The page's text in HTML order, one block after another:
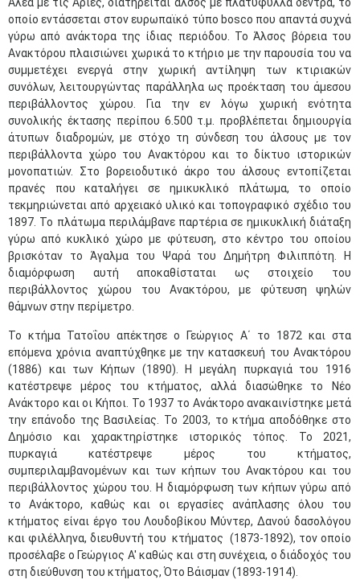
οποίο εντάσσεται στον ευρωπαϊκό τύπο bosco που απαντά συχνά
γύρω από ανάκτορα της ίδιας περιόδου. Το Άλσος βόρεια του
Ανακτόρου πλαισιώνει χωρικά το κτήριο με την παρουσία του να
συμμετέχει ενεργά στην χωρική αντίληψη των κτιριακών
συνόλων, λειτουργώντας παράλληλα ως προέκταση του άμεσου
περιβάλλοντος χώρου. Για την εν λόγω χωρική ενότητα
συνολικής έκτασης περίπου 6.500 τ.μ. προβλέπεται δημιουργία
άτυπων διαδρομών, με στόχο τη σύνδεση του άλσους με τον
περιβάλλοντα χώρο του Ανακτόρου και το δίκτυο ιστορικών
μονοπατιών. Στο βορειοδυτικό άκρο του άλσους εντοπίζεται
πρανές που καταλήγει σε ημικυκλικό πλάτωμα, το οποίο
τεκμηριώνεται από αρχειακό υλικό και τοπογραφικό σχέδιο του
1897. Το πλάτωμα περιλάμβανε παρτέρια σε ημικυκλική διάταξη
γύρω από κυκλικό χώρο με φύτευση, στο κέντρο του οποίου
βρισκόταν το Άγαλμα του Ψαρά του Δημήτρη Φιλιππότη. Η
διαμόρφωση αυτή αποκαθίσταται ως στοιχείο του
περιβάλλοντος χώρου του Ανακτόρου, με φύτευση ψηλών
θάμνων στην περίμετρο.
Το κτήμα Τατοΐου απέκτησε ο Γεώργιος Α΄ το 1872 και στα
επόμενα χρόνια αναπτύχθηκε με την κατασκευή του Ανακτόρου
(1886) και των Κήπων (1890). Η μεγάλη πυρκαγιά του 1916
κατέστρεψε μέρος του κτήματος, αλλά διασώθηκε το Νέο
Ανάκτορο και οι Κήποι. Το 1937 το Ανάκτορο ανακαινίστηκε μετά
την επάνοδο της Βασιλείας. Το 2003, το κτήμα αποδόθηκε στο
Δημόσιο και χαρακτηρίστηκε ιστορικός τόπος. Το 2021,
πυρκαγιά κατέστρεψε μέρος του κτήματος,
συμπεριλαμβανομένων και των κήπων του Ανακτόρου και του
περιβάλλοντος χώρου του. Η διαμόρφωση των κήπων γύρω από
το Ανάκτορο, καθώς και οι εργασίες ανάπλασης όλου του
κτήματος είναι έργο του Λουδοβίκου Μύντερ, Δανού δασολόγου
και φιλέλληνα, διευθυντή του κτήματος (1873-1892), τον οποίο
προσέλαβε ο Γεώργιος Α' καθώς και στη συνέχεια, ο διάδοχός του
στη διεύθυνση του κτήματος, Ότο Βάισμαν (1893-1914).